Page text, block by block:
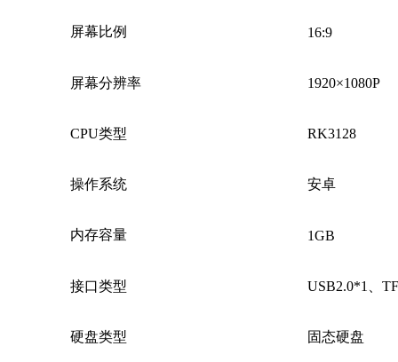
屏幕比例 16:9
屏幕分辨率 1920×1080P
CPU类型 RK3128
操作系统 安卓
内存容量 1GB
接口类型 USB2.0*1、
硬盘类型 固态硬盘